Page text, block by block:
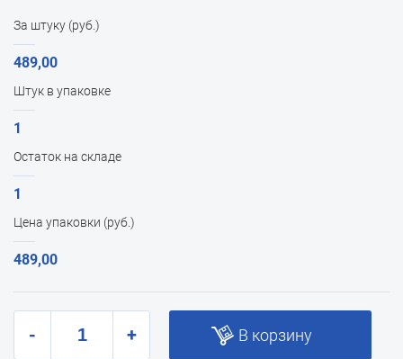
За штуку (руб.)
489,00
Штук в упаковке
1
Остаток на складе
1
Цена упаковки (руб.)
489,00
- + В корзину